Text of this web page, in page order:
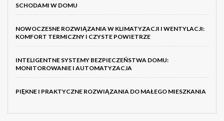
SCHODAMI W DOMU
NOWOCZESNE ROZWIĄZANIA W KLIMATYZACJI I WENTYLACJI:
KOMFORT TERMICZNY I CZYSTE POWIETRZE
INTELIGENTNE SYSTEMY BEZPIECZEŃSTWA DOMU:
MONITOROWANIE I AUTOMATYZACJA
PIĘKNE I PRAKTYCZNE ROZWIĄZANIA DO MAŁEGO MIESZKANIA